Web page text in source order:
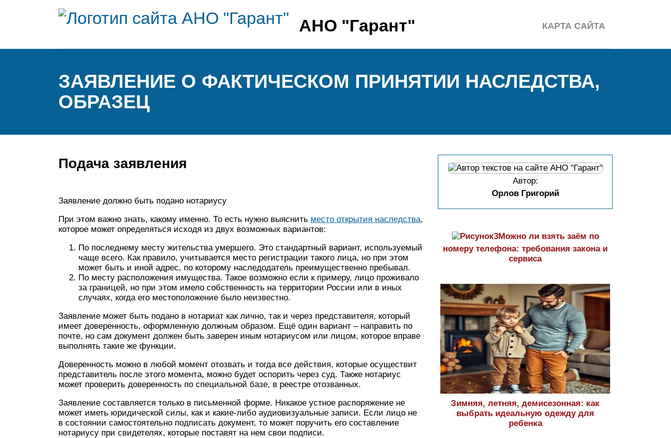
АНО "Гарант" КАРТА САЙТА
ЗАЯВЛЕНИЕ О ФАКТИЧЕСКОМ ПРИНЯТИИ НАСЛЕДСТВА,
ОБРАЗЕЦ
Подача заявления
Заявление должно быть подано нотариусу
При этом важно знать, какому именно. То есть нужно выяснить место открытия наследства,
которое может определяться исходя из двух возможных вариантов:
По последнему месту жительства умершего. Это стандартный вариант, используемый
чаще всего. Как правило, учитывается место регистрации такого лица, но при этом
может быть и иной адрес, по которому наследодатель преимущественно пребывал.
По месту расположения имущества. Такое возможно если к примеру, лицо проживало
за границей, но при этом имело собственность на территории России или в иных
случаях, когда его местоположение было неизвестно.
Заявление может быть подано в нотариат как лично, так и через представителя, который
имеет доверенность, оформленную должным образом. Ещё один вариант – направить по
почте, но сам документ должен быть заверен иным нотариусом или лицом, которое вправе
выполнять такие же функции.
Доверенность можно в любой момент отозвать и тогда все действия, которые осуществит
представитель после этого момента, можно будет оспорить через суд. Также нотариус
может проверить доверенность по специальной базе, в реестре отозванных.
Заявление составляется только в письменной форме. Никакое устное распоряжение не
может иметь юридической силы, как и какие-либо аудиовизуальные записи. Если лицо не
в состоянии самостоятельно подписать документ, то может поручить его составление
нотариусу при свидетелях, которые поставят на нем свои подписи.
Автор:
Орлов Григорий
Можно ли взять заём по
номеру телефона: требования закона и
сервиса
Зимняя, летняя, демисезонная: как
выбрать идеальную одежду для
ребенка